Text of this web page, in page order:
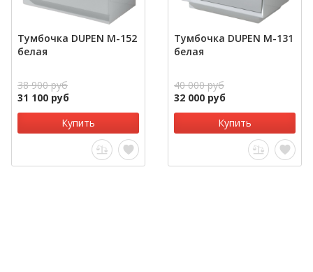
Тумбочка DUPEN М-152
белая
38 900 руб
31 100 руб
Купить
Тумбочка DUPEN М-131
белая
40 000 руб
32 000 руб
Купить